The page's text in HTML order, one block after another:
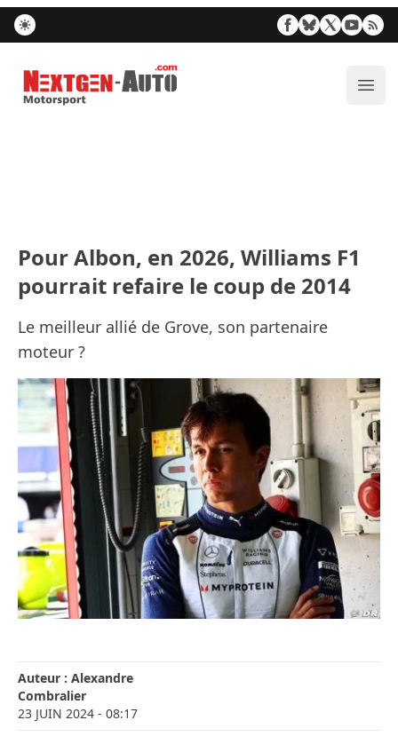
Nextgen-Auto.com
Pour Albon, en 2026, Williams F1
pourrait refaire le coup de 2014
Le meilleur allié de Grove, son partenaire
moteur ?
Auteur : Alexandre
Combralier
23 JUIN 2024 - 08:17